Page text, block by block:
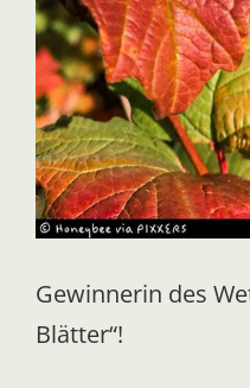
Gewinnerin des
Blätter“!